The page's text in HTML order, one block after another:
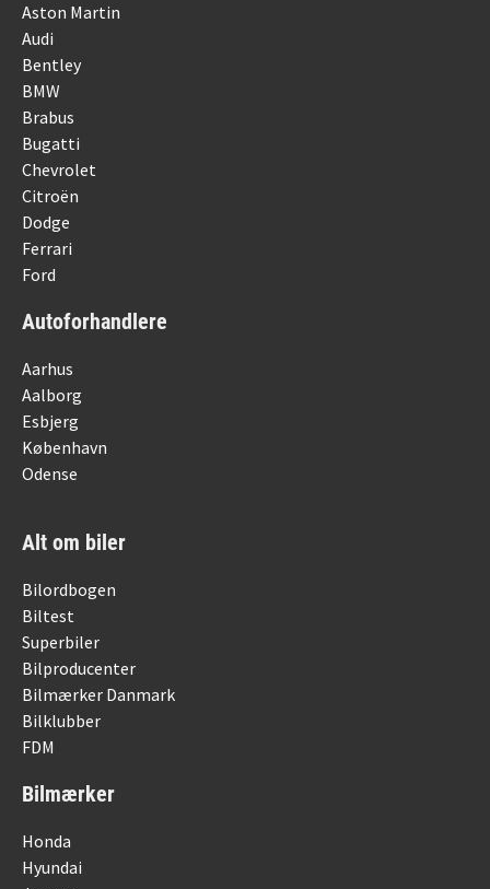
Aston Martin
Audi
Bentley
BMW
Brabus
Bugatti
Chevrolet
Citroën
Dodge
Ferrari
Ford
Autoforhandlere
Aarhus
Aalborg
Esbjerg
København
Odense
Alt om biler
Bilordbogen
Biltest
Superbiler
Bilproducenter
Bilmærker Danmark
Bilklubber
FDM
Bilmærker
Honda
Hyundai